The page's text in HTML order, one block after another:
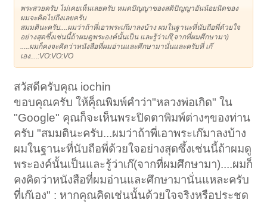
พระสวยครับ ไม่เคยเห็นเลยครับ หมดปัญญาของสติปัญญาอันน้อยนิดของ
ผมจะคิดไปถึงเลยครับ
สมมตินะครับ....ผมว่าถ้าพี่เอาพระเก๊มาลงบ้าง ผมในฐานะที่นับถือพี่ด้วยใจ
อย่างสุดซึ้งเช่นนี้ถ้าผมดูพระองค์นั้นเป็น และรู้ว่าเก๊(จากที่ผมศึกษามา)
.....ผมก็คงจะคิดว่าหนังสือที่ผมอ่านและศึกษามานั่นและครับที่ เก๊
เอง....:VO:VO:VO
สวัสดีครับคุณ iochin
ขอบคุณครับ ให้คุ็ณพิมพ์คำว่า"หลวงพ่อเกิด" ใน
"Google" คุณก็จะเห็นพระปิดตาพิมพ์ต่างๆของท่าน
ครับ "สมมตินะครับ...ผมว่าถ้าพี่เอาพระเก๊มาลงบ้าง
ผมในฐานะที่นับถือพี่ด้วยใจอย่างสุดซึ้งเช่นนี้ถ้าผมดู
พระองค์นั้นเป็นและรู้ว่าเก๊(จากที่ผมศึกษามา)....ผมก็
คงคิดว่าหนังสือที่ผมอ่านและศึกษามานั่นแหละครับ
ที่เก๊เอง" : หากคุณคิดเช่นนั้นด้วยใจจริงหรือประชด